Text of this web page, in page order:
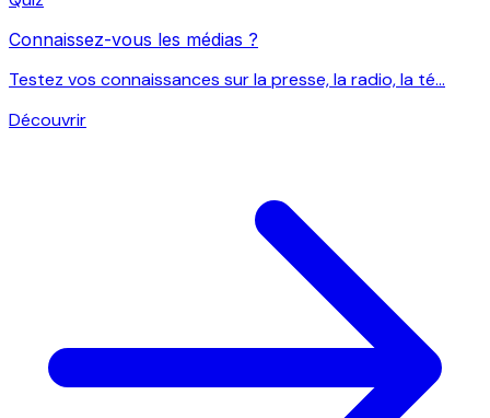
Connaissez-vous les médias ?
Testez vos connaissances sur la presse, la radio, la té...
Découvrir